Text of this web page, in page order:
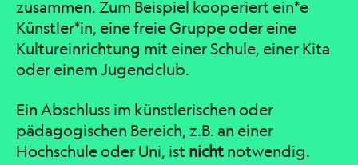
zusammen. Zum Beispiel kooperiert ein*e
Künstler*in, eine freie Gruppe oder eine
Kultureinrichtung mit einer Schule, einer Kita
oder einem Jugendclub.
Ein Abschluss im künstlerischen oder
pädagogischen Bereich, z.B. an einer
Hochschule oder Uni, ist nicht notwendig.